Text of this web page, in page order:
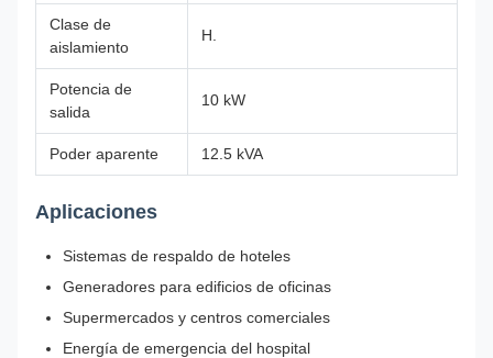
Clase de
aislamiento
H.
Potencia de
salida
10 kW
Poder aparente 12.5 kVA
Aplicaciones
Sistemas de respaldo de hoteles
Generadores para edificios de oficinas
Supermercados y centros comerciales
Energía de emergencia del hospital